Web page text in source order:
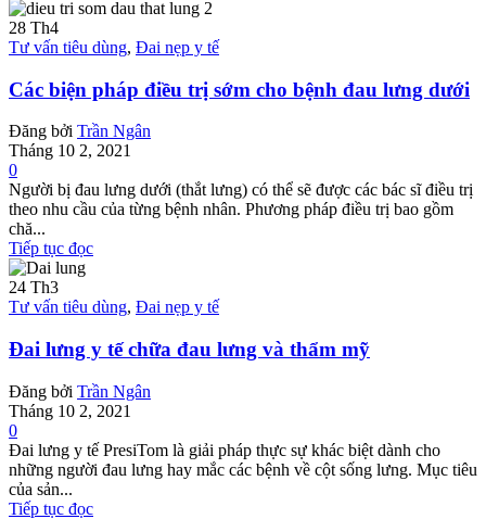
28 Th4
Tư vấn tiêu dùng, Đai nẹp y tế
Các biện pháp điều trị sớm cho bệnh đau lưng dưới
Đăng bởi Trần Ngân
Tháng 10 2, 2021
0
Người bị đau lưng dưới (thắt lưng) có thể sẽ được các bác sĩ điều trị
theo nhu cầu của từng bệnh nhân. Phương pháp điều trị bao gồm
chă...
Tiếp tục đọc
24 Th3
Tư vấn tiêu dùng, Đai nẹp y tế
Đai lưng y tế chữa đau lưng và thẩm mỹ
Đăng bởi Trần Ngân
Tháng 10 2, 2021
0
Đai lưng y tế PresiTom là giải pháp thực sự khác biệt dành cho
những người đau lưng hay mắc các bệnh về cột sống lưng. Mục tiêu
của sản...
Tiếp tục đọc